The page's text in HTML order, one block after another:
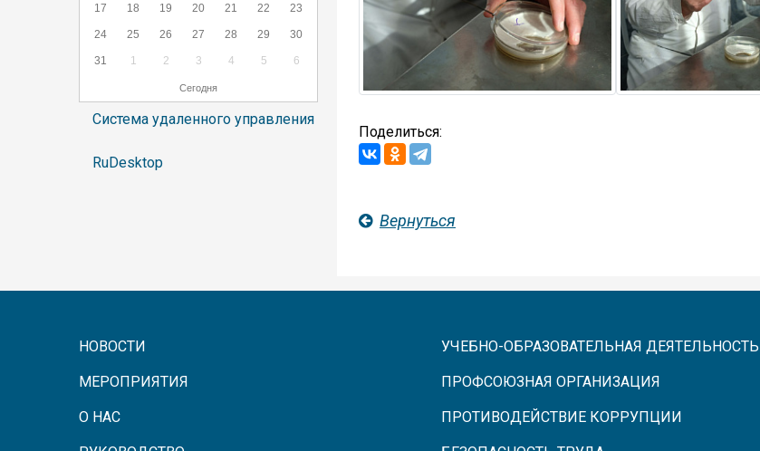
17 18 19 20 21 22 23
24 25 26 27 28 29 30
31 1 2 3 4 5 6
Сегодня
Система удаленного управления
RuDesktop
Поделиться:
Вернуться
НОВОСТИ
МЕРОПРИЯТИЯ
О НАС
УЧЕБНО-ОБРАЗОВАТЕЛЬНАЯ ДЕЯТЕЛЬНОСТЬ
ПРОФСОЮЗНАЯ ОРГАНИЗАЦИЯ
ПРОТИВОДЕЙСТВИЕ КОРРУПЦИИ